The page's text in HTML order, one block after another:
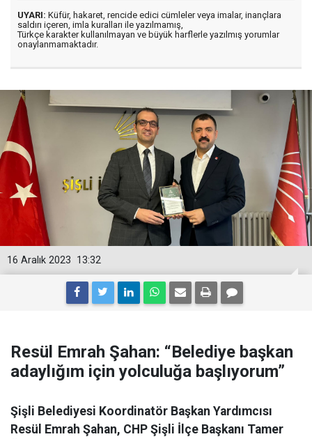
UYARI: Küfür, hakaret, rencide edici cümleler veya imalar, inançlara
saldırı içeren, imla kuralları ile yazılmamış,
Türkçe karakter kullanılmayan ve büyük harflerle yazılmış yorumlar
onaylanmamaktadır.
13:32
16 Aralık 2023
Resül Emrah Şahan: “Belediye başkan
adaylığım için yolculuğa başlıyorum”
Şişli Belediyesi Koordinatör Başkan Yardımcısı
Resül Emrah Şahan, CHP Şişli İlçe Başkanı Tamer